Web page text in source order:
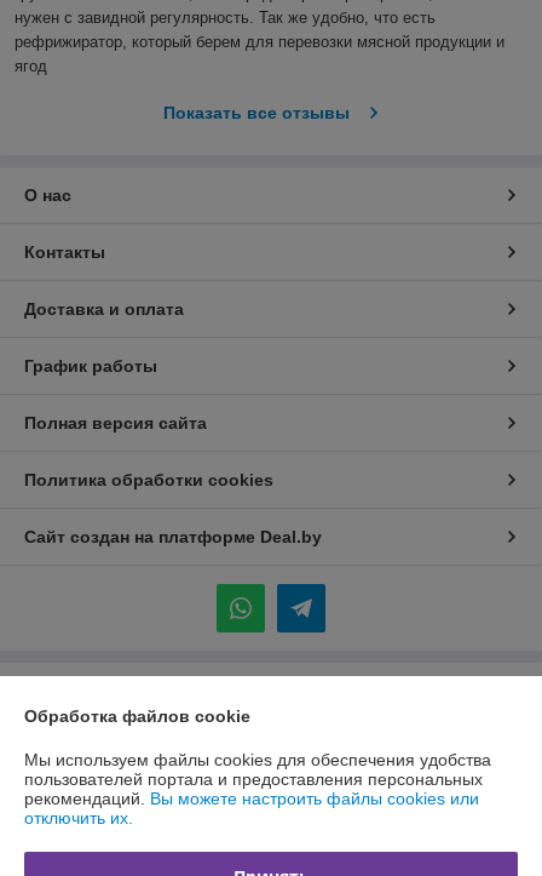
нужен с завидной регулярность. Так же удобно, что есть
рефрижиратор, который берем для перевозки мясной продукции и
ягод
Показать все отзывы
О нас
Контакты
Доставка и оплата
График работы
Полная версия сайта
Политика обработки cookies
Сайт создан на платформе Deal.by
Иванович
г. Минск, ул. Солтыса, 36 кв 101
Регистрационный номер ЕГР: 192311004
УНП: 192311004
Обработка файлов cookie
Мы используем файлы cookies для обеспечения удобства
пользователей портала и предоставления персональных
рекомендаций. Вы можете настроить файлы cookies или
отключить их.